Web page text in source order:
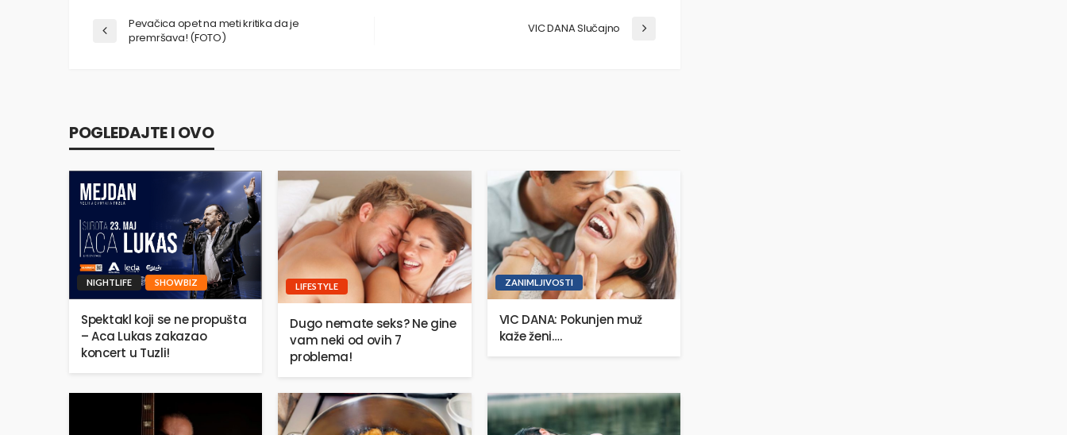
Pevačica opet na meti kritika da je
premršava! (FOTO)
VIC DANA Slučajno
POGLEDAJTE I OVO
NIGHTLIFE SHOWBIZ
Spektakl koji se ne propušta
– Aca Lukas zakazao
koncert u Tuzli!
LIFESTYLE
Dugo nemate seks? Ne gine
vam neki od ovih 7
problema!
ZANIMLJIVOSTI
VIC DANA: Pokunjen muž
kaže ženi….